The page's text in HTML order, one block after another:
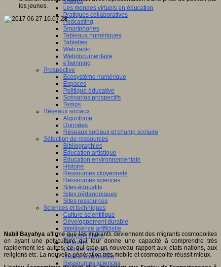
Les mondes virtuels en éducation
Pratiques collaboratives
Podcasting
Smartphones
Tableaux numériques
Tablettes
Web radio
Webdocumentaire
eTwinning
Prospective
Ecosystème numérique
Espaces
Politique éducative
Scénarios prospectifs
Temps
Réseaux sociaux
Algorithme
Données
Réseaux sociaux et champ scolaire
Sélection de ressources
Bibliographies
Education artistique
Education environnementale
Histoire
Ressources citoyenneté
Ressources sciences
Sites éducatifs
Sites pédagogiques
Sites ressources
Sciences et techniques
Culture scientifique
Développement durable
Intelligence artificielle
Logiciels libres
Métavers
Outils et logiciels
Réalité augmentée
Ressources sciences
les jeunes.
Nabil Bayahya affirme que les migrants deviennent des migrants cosmopolites
en ayant une polyculture qui leur donne une capacité à comprendre très
rapidement les autres, ce qui crée un nouveau rapport aux états-nations, aux
religions etc. La nouvelle génération très mobile et cosmopolite réussit mieux.